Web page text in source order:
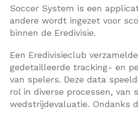
Soccer System is een
andere wordt ingezet voor
binnen de Eredivisie.
Een Eredivisieclub
gedetailleerde tracking- en
van spelers. Deze data
rol in diverse processen, van
wedstrijdevaluatie. Ondanks